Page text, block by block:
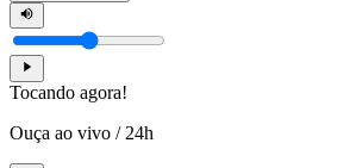
Tocando agora!
Ouça ao vivo / 24h